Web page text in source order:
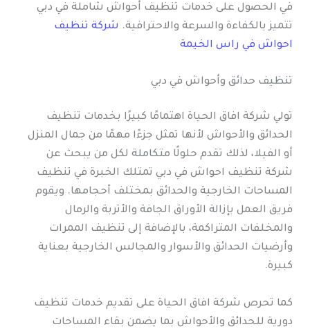
في الحصول على خدمات تنظيف أحواش شاملة في دبي
تتميز بالكفاءة والسرعة والاحترافية. شركة تنظيف
احواش في راس الخيمة
تنظيف حدائق وأحواش في دبي
تولي شركة افاق الحياة اهتمامًا كبيرًا بخدمات تنظيف
الحدائق والأحواش لأنها تمثل جزءًا مهمًا من جمال المنزل
أو الفيلا، لذلك تقدم حلولًا متكاملة لكل من يبحث عن
شركة تنظيف احواش في دبي تمتلك الخبرة في تنظيف
المساحات الخارجية والحدائق بمختلف أحجامها. ويقوم
فريق العمل بإزالة الأوراق الجافة والأتربة والرمال
والمخلفات المتراكمة، بالإضافة إلى تنظيف الممرات
وأرضيات الحدائق والأسوار والمجالس الخارجية بعناية
كبيرة.
كما تحرص شركة افاق الحياة على تقديم خدمات تنظيف
دورية للحدائق والأحواش بما يضمن بقاء المساحات